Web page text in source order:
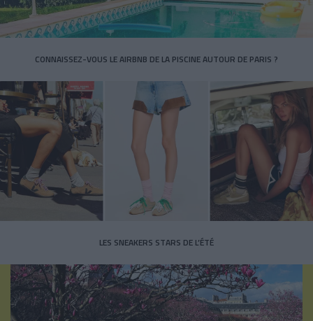
CONNAISSEZ-VOUS LE AIRBNB DE LA PISCINE AUTOUR DE PARIS ?
LES SNEAKERS STARS DE L’ÉTÉ